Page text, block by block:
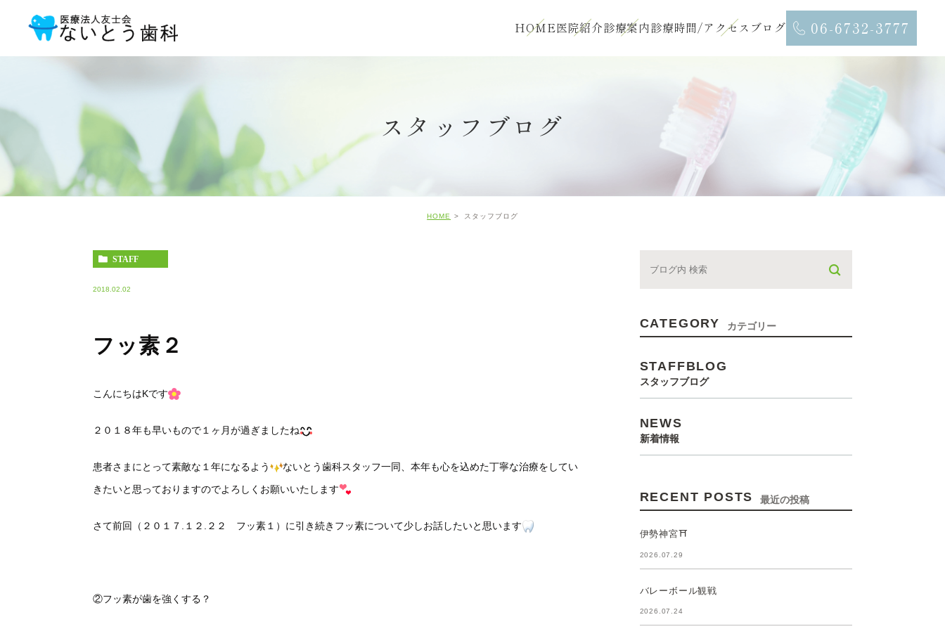
HOME医院紹介診療案内診療時間/アクセス ブログ 06-6732-3777
スタッフブログ
HOME スタッフブログ
STAFF
2018.02.02
フッ素２
こんにちはKです
２０１８年も早いもので１ヶ月が過ぎましたね
患者さまにとって素敵な１年になるよう
ないとう歯科スタッフ一同、本年も心を込めた丁寧な治療をしてい
きたいと思っておりますのでよろしくお願いいたします
さて前回（２０１７.１２.２２ フッ素１）に引き続きフッ素について少しお話したいと思います
②フッ素が歯を強くする？
CATEGORY カテゴリー
STAFFBLOG
スタッフブログ
NEWS
新着情報
RECENT POSTS 最近の投稿
伊勢神宮⛩️
2026.07.29
バレーボール観戦
2026.07.24